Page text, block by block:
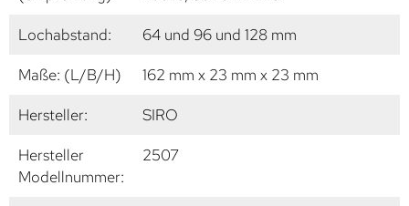
Lochabstand:
64 und 96 und 128 mm
Maße: (L/B/H)
162 mm x 23 mm x 23 mm
Hersteller:
SIRO
Hersteller
Modellnummer:
2507